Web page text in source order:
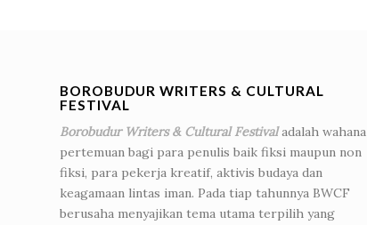
BOROBUDUR WRITERS & CULTURAL
FESTIVAL
Borobudur Writers & Cultural Festivaladalah wahana
pertemuan bagi para penulis baik fiksi maupun non
fiksi, para pekerja kreatif, aktivis budaya dan
keagamaan lintas iman. Pada tiap tahunnya BWCF
berusaha menyajikan tema utama terpilih yang